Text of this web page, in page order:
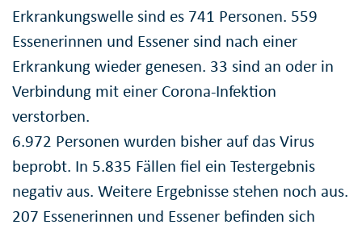
Erkrankungswelle sind es 741 Personen. 559
Essenerinnen und Essener sind nach einer
Erkrankung wieder genesen. 33 sind an oder in
Verbindung mit einer Corona-Infektion
verstorben.
6.972 Personen wurden bisher auf das Virus
beprobt. In 5.835 Fällen fiel ein Testergebnis
negativ aus. Weitere Ergebnisse stehen noch aus.
207 Essenerinnen und Essener befinden sich